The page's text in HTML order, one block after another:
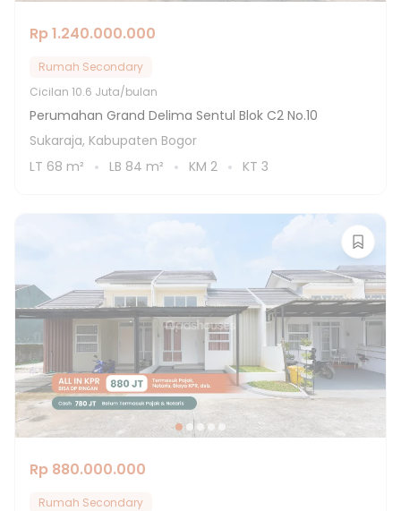
Rp 1.240.000.000
Rumah Secondary
Cicilan 10.6 Juta/bulan
Perumahan Grand Delima Sentul Blok C2 No.10
Sukaraja, Kabupaten Bogor
LT 68 m² LB 84 m² KM 2 KT 3
Rp 880.000.000
Rumah Secondary